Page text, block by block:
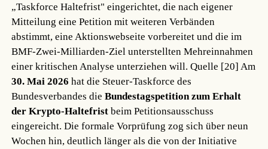
„Taskforce Haltefrist" eingerichtet, die nach eigener
Mitteilung eine Petition mit weiteren Verbänden
abstimmt, eine Aktionswebseite vorbereitet und die im
BMF-Zwei-Milliarden-Ziel unterstellten Mehreinnahmen
einer kritischen Analyse unterziehen will.Quelle [20] Am
30. Mai 2026 hat die Steuer-Taskforce des
Bundesverbandes dieBundestagspetition zum Erhalt
der Krypto-Haltefrist beim Petitionsausschuss
eingereicht. Die formale Vorprüfung zog sich über neun
Wochen hin, deutlich länger als die von der Initiative